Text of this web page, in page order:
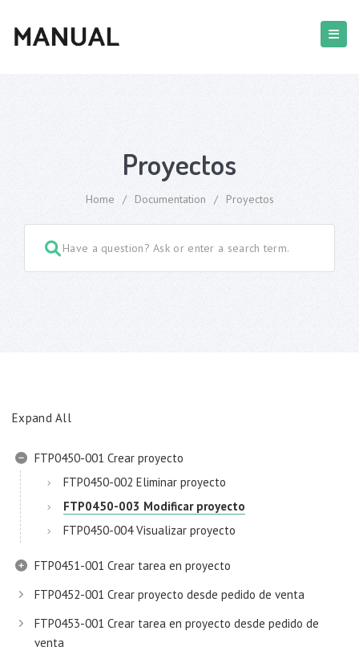
Proyectos
Home / Documentation / Proyectos
Expand All
FTP0450-001 Crear proyecto
FTP0450-002 Eliminar proyecto
FTP0450-003 Modificar proyecto
FTP0450-004 Visualizar proyecto
FTP0451-001 Crear tarea en proyecto
FTP0452-001 Crear proyecto desde pedido de venta
FTP0453-001 Crear tarea en proyecto desde pedido de
venta